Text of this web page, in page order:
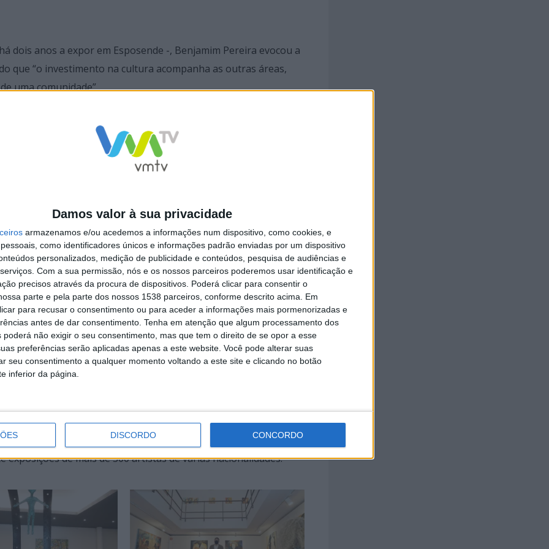
Damos valor à sua privacidade
armazenamos e/ou acedemos a informações num dispositivo, como cookies, e
como identificadores únicos e informações padrão enviadas por um dispositivo
personalizados, medição de publicidade e conteúdos, pesquisa de audiências e
Com a sua permissão, nós e os nossos parceiros poderemos usar identificação e
precisos através da procura de dispositivos. Poderá clicar para consentir o
parte e pela parte dos nossos 1538 parceiros, conforme descrito acima. Em
para recusar o consentimento ou para aceder a informações mais pormenorizadas e
antes de dar consentimento. Tenha em atenção que algum processamento dos
poderá não exigir o seu consentimento, mas que tem o direito de se opor a esse
preferências serão aplicadas apenas a este website. Você pode alterar suas
seu consentimento a qualquer momento voltando a este site e clicando no botão
inferior da página.
DISCORDO CONCORDO
dois anos a expor em Esposende -, Benjamim Pereira evocou a
que “o investimento na cultura acompanha as outras áreas,
uma comunidade”.
pretende que “este não seja um caso isolado e que a arte
que Esposende tem com vultos da cultura que ali produziram
seja uma bienal que sensibiliza os artistas para a necessidade de
as pessoas refletir”, sublinhou Agostinho Santos.
artistas de nível nacional que partilham o espaço com
obras de artistas de todo o mundo”, disse Agostinho Santos,
“interesse em desenvolver um projeto de cultura”.
sexta-feira, das 10h00 às 13h00 e das 14h00 às 17h00 (a partir
às 17h00 (a partir de junho até às 18 horas).
Lever, Vila Nova de Gaia, é organizada pela Artistas de Gaia –
de mais de 300 artistas de várias nacionalidades.